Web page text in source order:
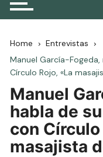
Home
Entrevistas
Manuel García-
Círculo Rojo, «La
Manuel
habla de
con Círculo
masajista